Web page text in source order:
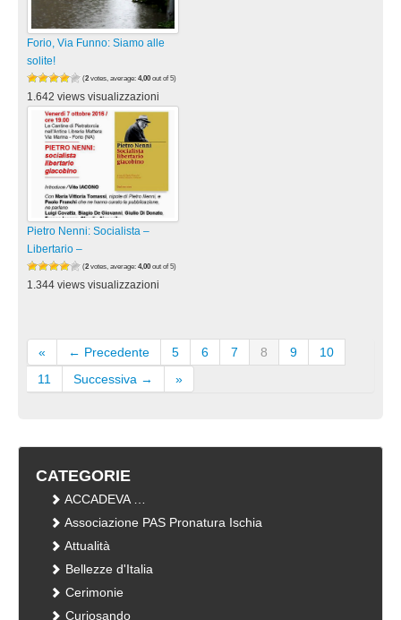
Forio, Via Funno: Siamo alle
solite!
(2 votes, average: 4,00 out of 5)
1.642 views visualizzazioni
Pietro Nenni: Socialista –
Libertario –
(2 votes, average: 4,00 out of 5)
1.344 views visualizzazioni
« ← Precedente 5 6 7 8 9
10
11
Successiva → »
CATEGORIE
ACCADEVA …
Associazione PAS Pronatura Ischia
Attualità
Bellezze d'Italia
Cerimonie
Curiosando